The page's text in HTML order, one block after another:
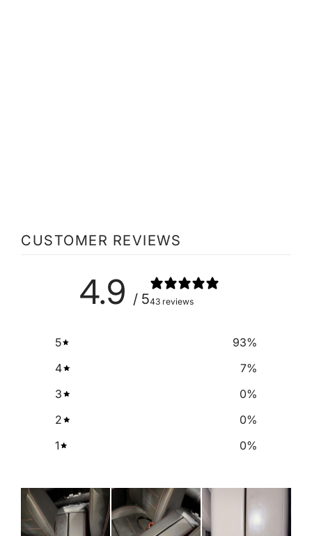
CUSTOMER REVIEWS
4.9 / 543 reviews
5 93%
4
7%
3
0%
2
0%
1
0%